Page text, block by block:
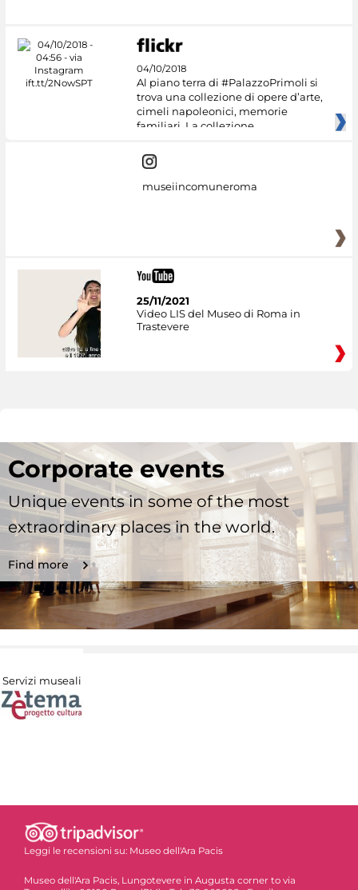
04/10/2018
Al piano terra di #PalazzoPrimoli si
trova una collezione di opere d’arte,
cimeli napoleonici, memorie
familiari. La collezione
museiincomuneroma
25/11/2021
Video LIS del Museo di Roma in
Trastevere
Corporate events
Unique events in some of the most
extraordinary places in the world.
Find more
Servizi museali
Leggi le recensioni su: Museo dell'Ara Pacis
Museo dell'Ara Pacis, Lungotevere in Augusta corner to via